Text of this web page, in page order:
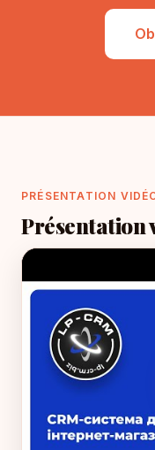
PRÉSENTATION
Présentation